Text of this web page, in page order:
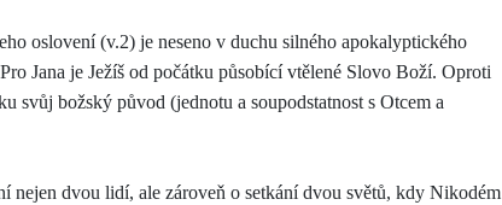
oslovení (v.2) je neseno v duchu silného apokalyptického
Jana je Ježíš od počátku působící vtělené Slovo Boží. Oproti
svůj božský původ (jednotu a soupodstatnost s Otcem a
nejen dvou lidí, ale zároveň o setkání dvou světů, kdy Nikodém